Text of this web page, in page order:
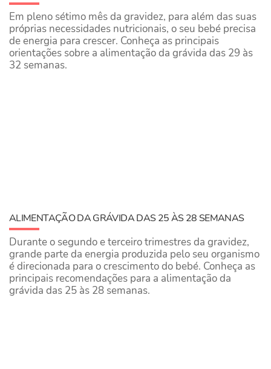
Em pleno sétimo mês da gravidez, para além das suas
próprias necessidades nutricionais, o seu bebé precisa
de energia para crescer. Conheça as principais
orientações sobre a alimentação da grávida das 29 às
32 semanas.
ALIMENTAÇÃO DA GRÁVIDA DAS 25 ÀS 28 SEMANAS
Durante o segundo e terceiro trimestres da gravidez,
grande parte da energia produzida pelo seu organismo
é direcionada para o crescimento do bebé. Conheça as
principais recomendações para a alimentação da
grávida das 25 às 28 semanas.